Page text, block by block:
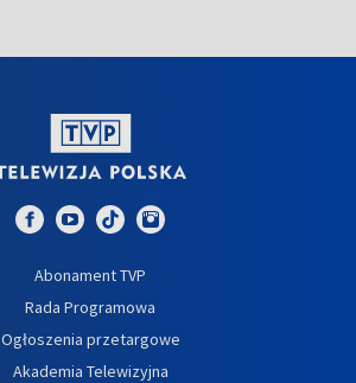
Abonament TVP
Rada Programowa
Ogłoszenia przetargowe
Akademia Telewizyjna